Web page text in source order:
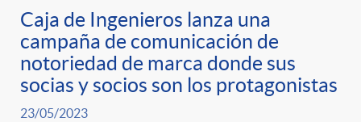
e
g
Caja de Ingenieros lanza una
campaña de comunicación de
notoriedad de marca donde sus
socias y socios son los protagonistas
23/05/2023